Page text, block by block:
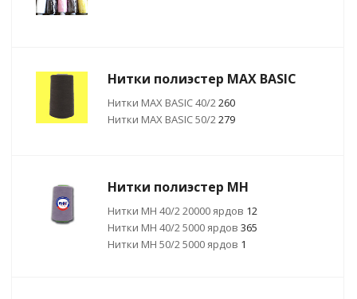
Нитки полиэстер MAX BASIC
Нитки МАХ BASIC 40/2260
Нитки МАХ BASIC 50/2279
Нитки полиэстер MH
Нитки МН 40/2 20000 ярдов 12
Нитки МН 40/2 5000 ярдов 365
Нитки МН 50/2 5000 ярдов 1